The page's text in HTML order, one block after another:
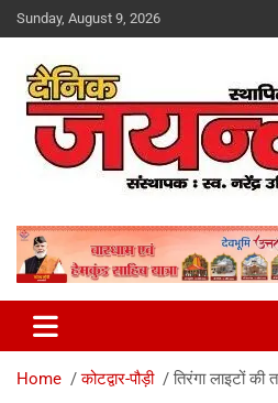
Skip
to
Sunday, August 9, 2026
Dainik Jayant
Home कोटद्वार-पौड़ी तिरंगा लाइटों की